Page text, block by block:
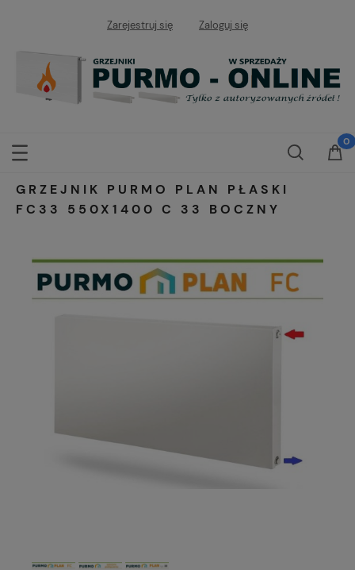
Zarejestruj się Zaloguj się
GRZEJNIK PURMO PLAN PŁASKI
FC33 550X1400 C 33 BOCZNY